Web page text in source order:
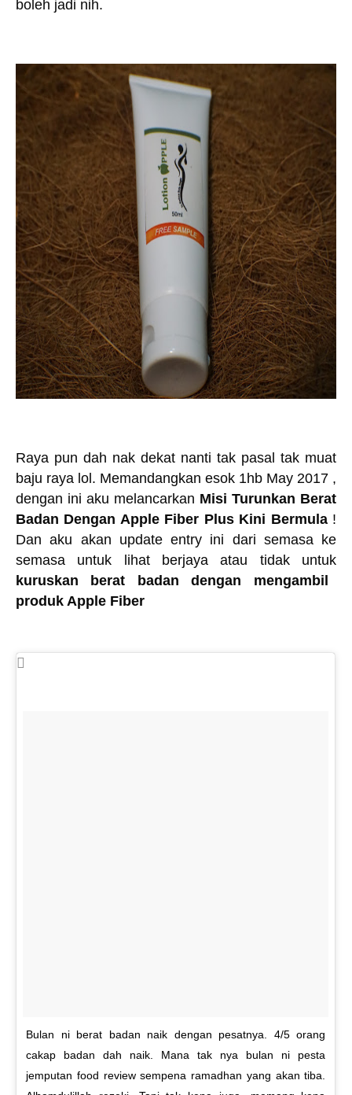
boleh jadi nih.
Raya pun dah nak dekat nanti tak pasal tak muat
baju raya lol. Memandangkan esok 1hb May 2017 ,
dengan ini aku melancarkan Misi Turunkan Berat
Badan Dengan Apple Fiber Plus Kini Bermula !
Dan aku akan update entry ini dari semasa ke
semasa untuk lihat berjaya atau tidak untuk
kuruskan berat badan dengan mengambil
produk Apple Fiber
Bulan ni berat badan naik dengan pesatnya. 4/5 orang
cakap badan dah naik. Mana tak nya bulan ni pesta
jemputan food review sempena ramadhan yang akan tiba.